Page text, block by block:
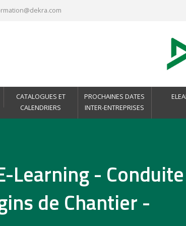
CATALOGUES ET
CALENDRIERS
PROCHAINES DATES
INTER-ENTREPRISES
Learning -
de Chantier -